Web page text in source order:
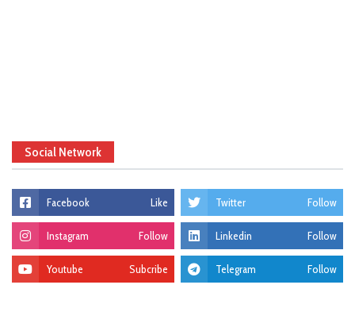
Social Network
Facebook Like Twitter Follow
Instagram Follow Linkedin Follow
Youtube Subcribe Telegram Follow